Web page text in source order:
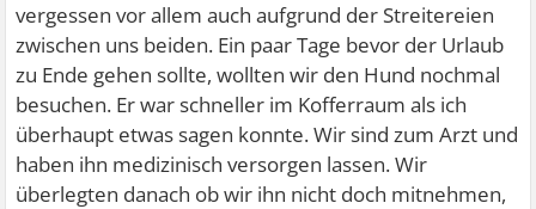
vergessen vor allem auch aufgrund der Streitereien
zwischen uns beiden. Ein paar Tage bevor der Urlaub
zu Ende gehen sollte, wollten wir den Hund nochmal
besuchen. Er war schneller im Kofferraum als ich
überhaupt etwas sagen konnte. Wir sind zum Arzt und
haben ihn medizinisch versorgen lassen. Wir
überlegten danach ob wir ihn nicht doch mitnehmen,